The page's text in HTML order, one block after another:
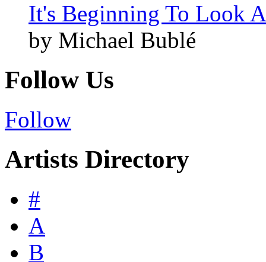
It's Beginning To Look
by Michael Bublé
Follow Us
Follow
Artists Directory
#
A
B